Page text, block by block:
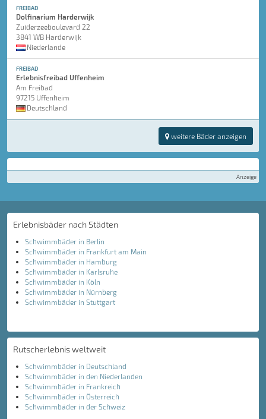
FREIBAD
Dolfinarium Harderwijk
Zuiderzeeboulevard 22
3841 WB Harderwijk
Niederlande
FREIBAD
Erlebnisfreibad Uffenheim
Am Freibad
97215 Uffenheim
Deutschland
weitere Bäder anzeigen
Anzeige
Erlebnisbäder nach Städten
Schwimmbäder in Berlin
Schwimmbäder in Frankfurt am Main
Schwimmbäder in Hamburg
Schwimmbäder in Karlsruhe
Schwimmbäder in Köln
Schwimmbäder in Nürnberg
Schwimmbäder in Stuttgart
Rutscherlebnis weltweit
Schwimmbäder in Deutschland
Schwimmbäder in den Niederlanden
Schwimmbäder in Frankreich
Schwimmbäder in Österreich
Schwimmbäder in der Schweiz